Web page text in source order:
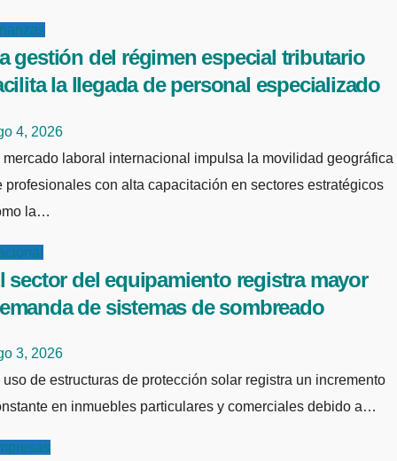
gestión del régimen especial tributario
la llegada de personal especializado
4, 2026
profesionales con alta capacitación en sectores estratégicos
la…
sector del equipamiento registra mayor
de sistemas de sombreado
3, 2026
en inmuebles particulares y comerciales debido a…